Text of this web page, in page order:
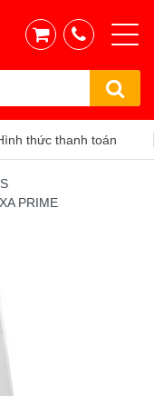
sách vận chuyển
PRIME